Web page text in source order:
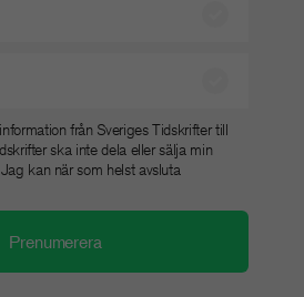
från Sveriges Tidskrifter till
ska inte dela eller sälja min
kan när som helst avsluta